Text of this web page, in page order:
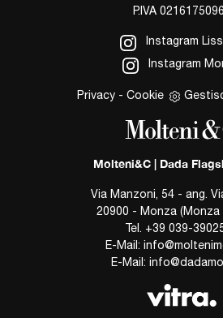
P.IVA
Instagram
Instagram
Privacy - Cookie
Molteni&C | Dada
Via Manzoni, 54 - ang.
20900 - Monza (Monza
Tel. +39 039-
E-Mail:
E-Mail: